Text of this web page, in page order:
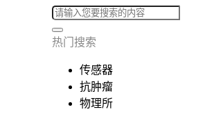
热门搜索
传感器
抗肿瘤
物理所